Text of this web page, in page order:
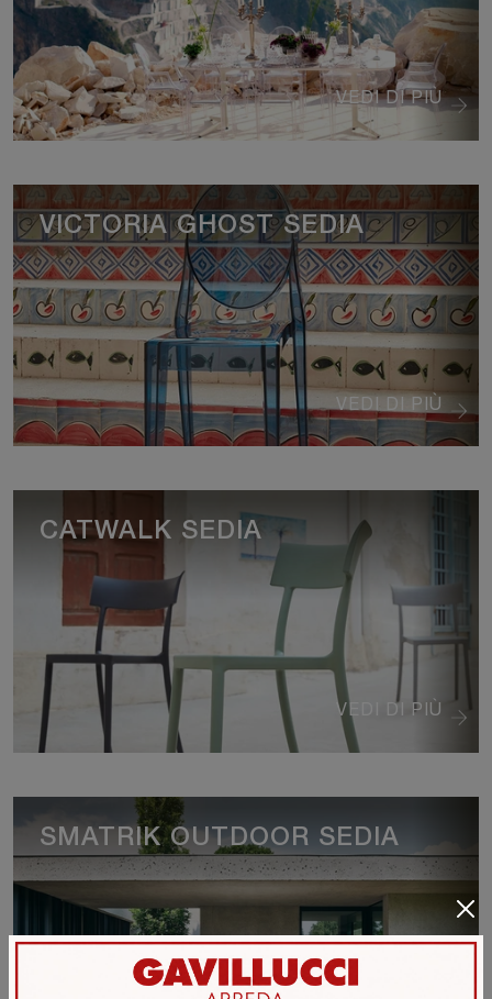
VEDI DI PIÙ
VEDI DI PIÙ
VICTORIA GHOST SEDIA
VEDI DI PIÙ
CATWALK SEDIA
SMATRIK OUTDOOR SEDIA